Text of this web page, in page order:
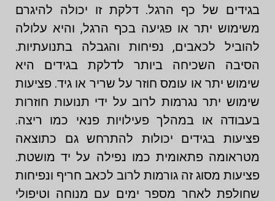
בגידים של כף הרגל. דלקת זו יכולה להיגרם
משימוש יתר או פגיעה בכף הרגל, והיא עלולה
להוביל לכאבים, נפיחות והגבלה בתנועתיות.
הסיבה השכיחה ביותר לדלקת בגידים היא
שימוש יתר או עומס חוזר על שריר או גיד. פציעות
שימוש יתר נגרמות לרוב על ידי תנועות חוזרות
בעבודה או במהלך פעילויות פנאי כמו ריצה.
פציעות בגידים יכולות להתרחש גם כתוצאה
מטראומה פתאומית כמו נפילה על יד מושטת.
פציעות מסוג זה גורמות לרוב לכאב חריף ונפיחות
שחולפת לאחר מספר ימים עם מנוחה וטיפולי